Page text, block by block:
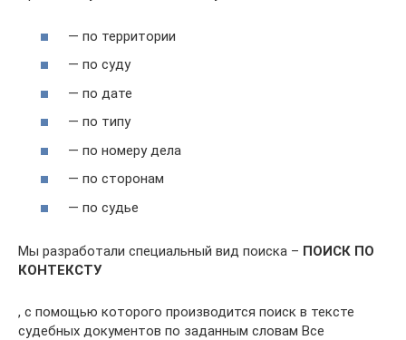
— по территории
— по суду
— по дате
— по типу
— по номеру дела
— по сторонам
— по судье
Мы разработали специальный вид поиска – ПОИСК ПО
КОНТЕКСТУ
, с помощью которого производится поиск в тексте
судебных документов по заданным словам Все